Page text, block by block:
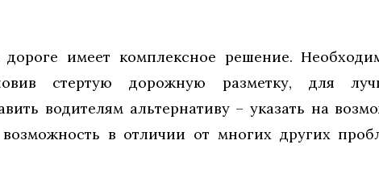
имеет комплексное решение.
стертую дорожную разметку, для
водителям альтернативу – указать на
в отличии от многих других